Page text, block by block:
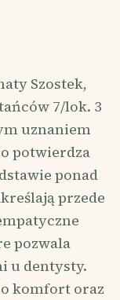
Szostek,
7/lok. 3
uznaniem
potwierdza
ponad
przede
pozwala
u dentysty.
o komfort oraz